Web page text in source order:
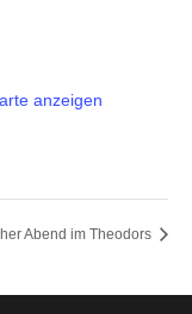
anzeigen
Abend im Theodors